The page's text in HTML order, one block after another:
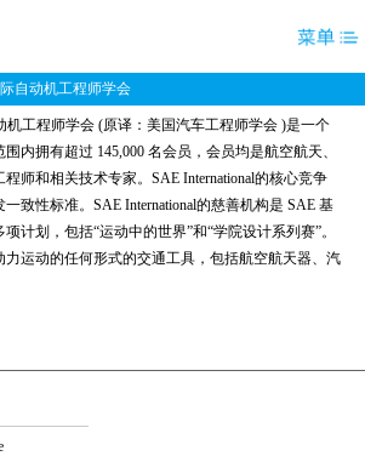
际自动机工程师学会
机工程师学会 (原译： 美国汽车工程师学会 )是一个
内拥有超过 145,000 名会员，会员均是航空航天、
师和相关技术专家。SAE International的核心竞争
致性标准。SAE International的慈善机构是 SAE 基
计划，包括“运动中的世界”和“学院设计系列赛”。
力运动的任何形式的交通工具，包括航空航天器、汽